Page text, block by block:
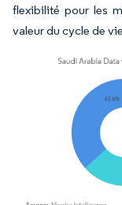
flexibilité pour les
valeur du cycle de